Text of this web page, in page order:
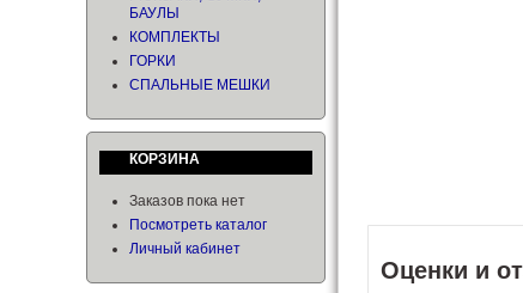
БАУЛЫ
КОМПЛЕКТЫ
ГОРКИ
СПАЛЬНЫЕ МЕШКИ
КОРЗИНА
Заказов пока нет
Посмотреть каталог
Личный кабинет
Оценки и